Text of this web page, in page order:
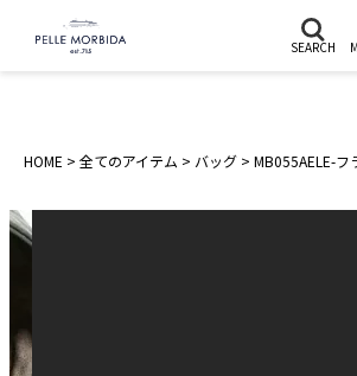
SEARCH
HOME 全てのアイテム バッグ MB055AELE-